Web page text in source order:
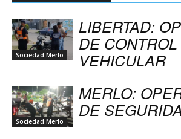
Sociedad Merlo
LIBERTAD:
DE CONTROL
VEHICULAR
Sociedad Merlo
MERLO:
DE